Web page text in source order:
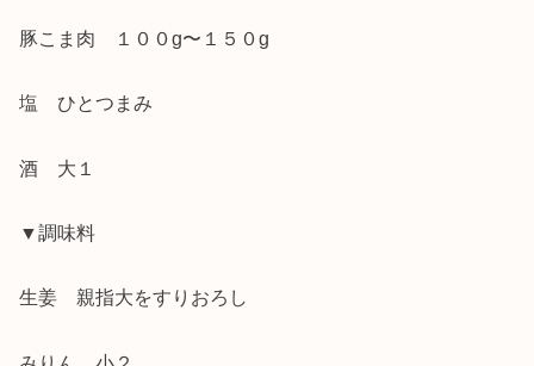
豚こま肉 １００g〜１５０g
塩 ひとつまみ
酒 大１
▼調味料
生姜 親指大をすりおろし